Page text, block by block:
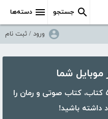
دسته‌ها جستجو
ورود / ثبت نام
با اپلیکیشن کتابراه، بیش از ۵۰،۰۰۰ کتاب، کتاب صوتی و رمان را
داشته باشید!